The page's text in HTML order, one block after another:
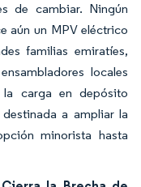
de cambiar. Ningún
aún un MPV eléctrico
familias emiratíes,
locales
carga en depósito
a ampliar la
minorista hasta